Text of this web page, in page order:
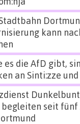
kann
es die AfD gibt,
an Sinti:zze
seit fünf